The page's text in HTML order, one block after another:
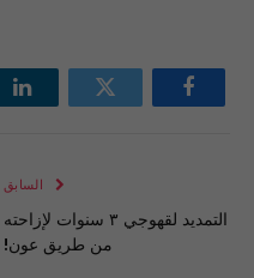
فيسبوك تويتر
السابق
التمديد لقهوجي ٣ سنوات لإزاحته
من طريق عون!